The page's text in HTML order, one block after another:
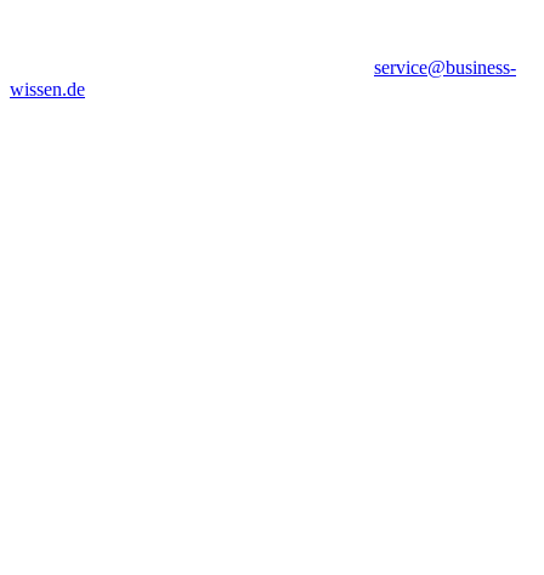
service@business-
wissen.de